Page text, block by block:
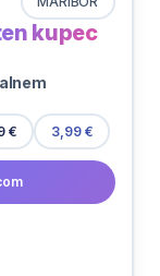
kupec
€ 3,99 €